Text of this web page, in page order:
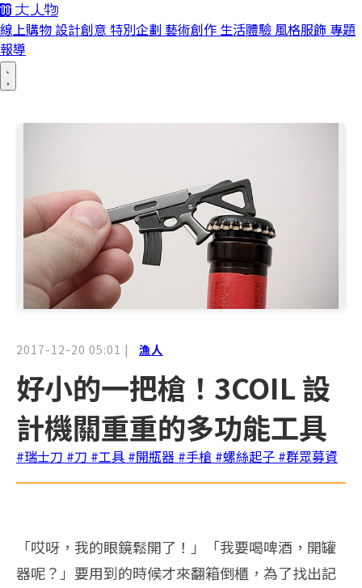
線上購物 設計創意 特別企劃 藝術創作 生活體驗 風格服飾 專題
報導
2017-12-20 05:01 | 漁人
好小的一把槍！3COIL 設
計機關重重的多功能工具
#瑞士刀 #刀 #工具 #開瓶器 #手槍 #螺絲起子 #群眾募資
「哎呀，我的眼鏡鬆開了！」「我要喝啤酒，開罐
器呢？」要用到的時候才來翻箱倒櫃，為了找出記